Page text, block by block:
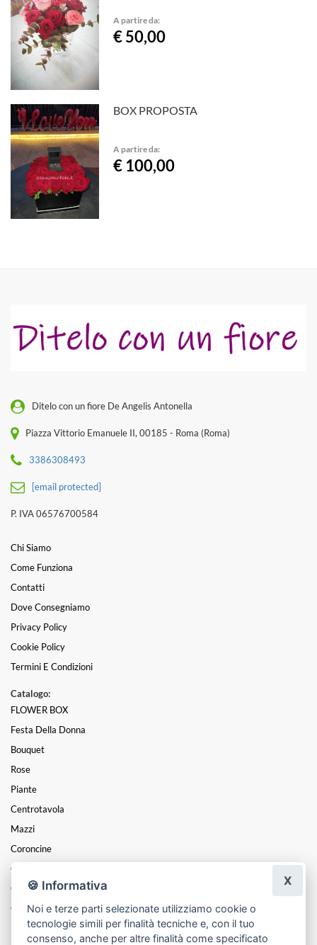
A partire da:
€ 50,00
BOX PROPOSTA
A partire da:
€ 100,00
Ditelo con un fiore De Angelis Antonella
Piazza Vittorio Emanuele II, 00185 - Roma (Roma)
3386308493
[email protected]
P. IVA 06576700584
Chi Siamo
Come Funziona
Contatti
Dove Consegniamo
Privacy Policy
Cookie Policy
Termini E Condizioni
Catalogo:
FLOWER BOX
Festa Della Donna
Bouquet
Rose
Piante
Centrotavola
Mazzi
Coroncine
Composizioni
Cesti
Cuori
Funebre
🍪 Informativa
Noi e terze parti selezionate utilizziamo cookie o
tecnologie simili per finalità tecniche e, con il tuo
consenso, anche per altre finalità come specificato
X